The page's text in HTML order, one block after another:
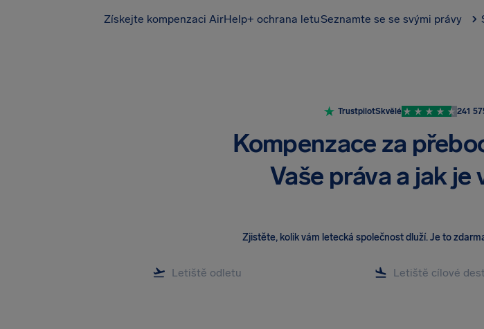
Získejte kompenzaci AirHelp+ ochrana letuSeznamte se se svými právy
TrustpilotSkvělé 241
Kompenzace za
Vaše práva a jak je
Zjistěte, kolik vám letecká společnost dluží.Je to